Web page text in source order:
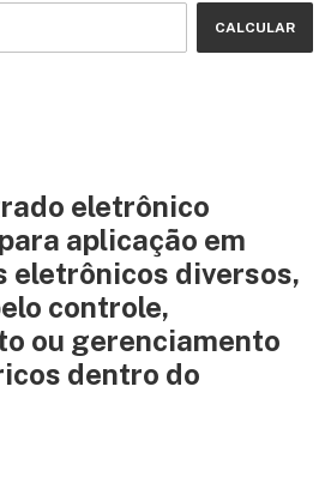
CALCULAR
eletrônico
aplicação em
eletrônicos diversos,
controle,
ou gerenciamento
dentro do